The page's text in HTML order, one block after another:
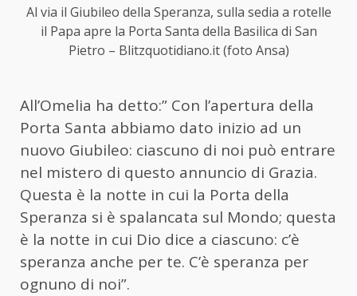
Al via il Giubileo della Speranza, sulla sedia a rotelle
il Papa apre la Porta Santa della Basilica di San
Pietro – Blitzquotidiano.it (foto Ansa)
All’Omelia ha detto:” Con l’apertura della
Porta Santa abbiamo dato inizio ad un
nuovo Giubileo: ciascuno di noi può entrare
nel mistero di questo annuncio di Grazia.
Questa è la notte in cui la Porta della
Speranza si è spalancata sul Mondo; questa
è la notte in cui Dio dice a ciascuno: c’è
speranza anche per te. C’è speranza per
ognuno di noi”.